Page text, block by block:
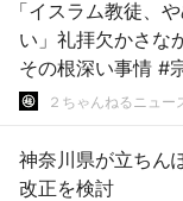
「イスラム教徒、
い」礼拝欠かさな
その根深い事情 #宗教 | 神様なんて居ないなん
も知ってるだろ
２ちゃんねるニュー
神奈川県が立ちん
改正を検討